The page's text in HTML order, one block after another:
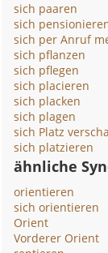
sich paaren
sich
sich per Anruf
sich pflanzen
sich pflegen
sich placieren
sich placken
sich plagen
sich Platz
sich platzieren
ähnliche
orientieren
sich orientieren
Orient
Vorderer Orient